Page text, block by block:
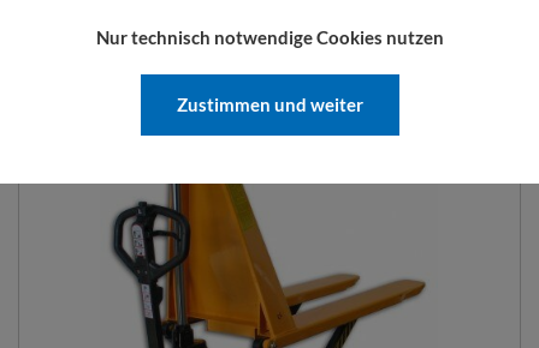
SCHERENHUBWAGEN SEMI-
Nur technisch notwendige Cookies nutzen
Zustimmen und weiter